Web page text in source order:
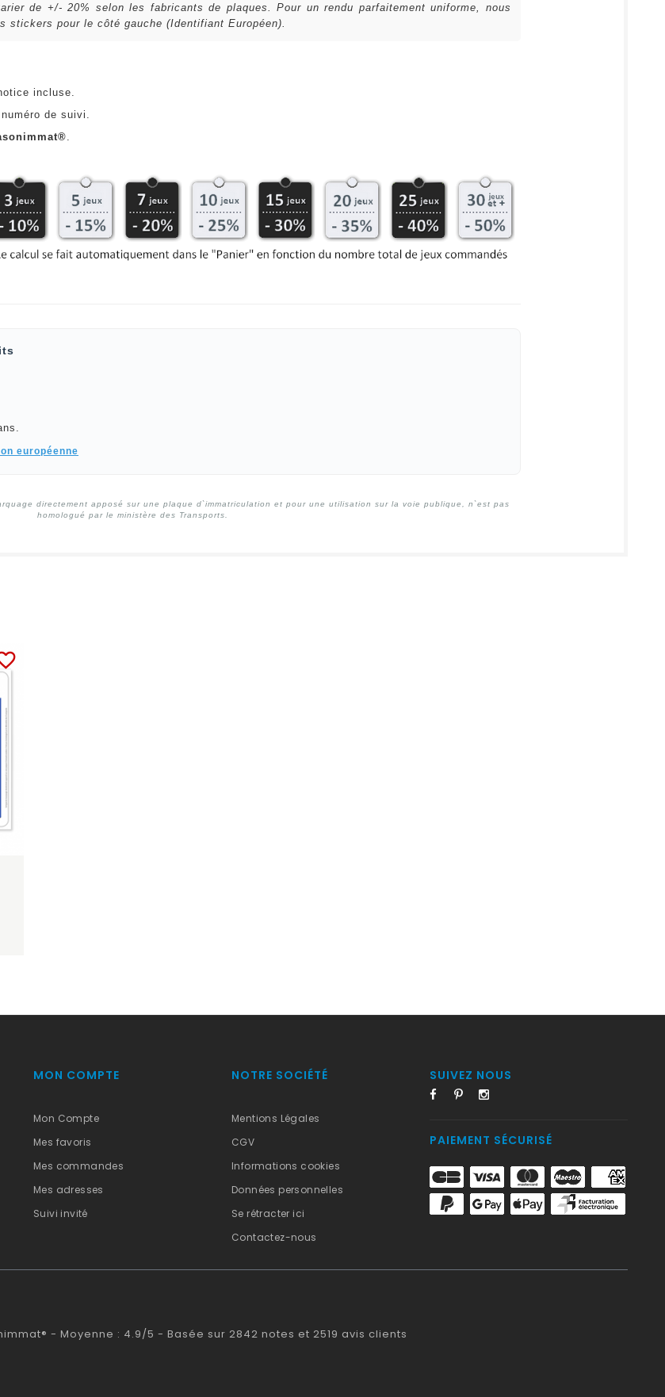
de +/- 20% selon les fabricants de plaques. Pour un rendu parfaitement uniforme, nous
stickers pour le côté gauche (Identifiant Européen).
incluse.
de suivi.
européenne
directement apposé sur une plaque d`immatriculation et pour une utilisation sur la voie publique, n`est pas
homologué par le ministère des Transports.
MON COMPTE
Mon Compte
Mes favoris
Mes commandes
Mes adresses
Suivi invité
NOTRE SOCIÉTÉ
Mentions Légales
CGV
Informations cookies
Données personnelles
Se rétracter ici
Contactez-nous
SUIVEZ NOUS
PAIEMENT SÉCURISÉ
- Moyenne : 4.9/5 - Basée sur 2842 notes et 2519 avis clients